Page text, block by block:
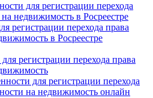
для регистрации перехода
недвижимость в Росреестре
регистрации перехода права
в Росреестре
регистрации перехода права
для регистрации перехода
на недвижимость онлайн